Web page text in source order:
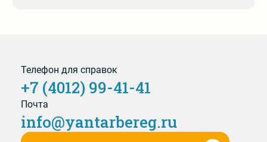
Телефон для справок
+7 (4012) 99-41-41
Почта
info@yantarbereg.ru